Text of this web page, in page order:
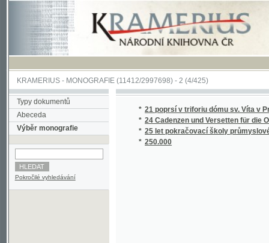
KRAMERIUS-MONOGRAFIE(11412/2997698) -2 (4/425)
Typy dokumentů
Abeceda
Výběr monografie
Pokročilé vyhledávání
24 Cadenzen und Versetten für die Orgel
25 let pokračovací školy průmyslové a 20
250.000